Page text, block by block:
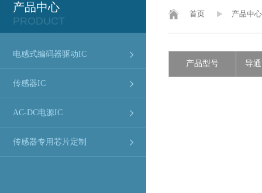
产品中心
PRODUCT
电感式编码器驱动IC
传感器IC
AC-DC电源IC
传感器专用芯片定制
首页 产品中心
产品型号 导